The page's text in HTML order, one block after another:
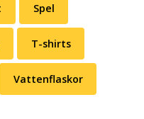
Spel
T-shirts
Vattenflaskor